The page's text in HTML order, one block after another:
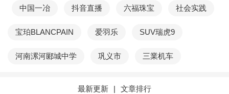
设传承后对这一独特的“生活禅”有了更加深刻的切身体会:“艰苦创业,
勤俭持家,忠孝传家久,诗书继世长;温而不燥,恭而不媚,安贫乐道,勇而
传承的“守护人”。李爱军所接触的武强年画是记载、体现我国农耕文
中国一冶 抖音直播 六福珠宝 社会实践
宝珀BLANCPAIN 爱羽乐 SUV瑞虎9
河南漯河郾城中学 巩义市 三業机车
最新更新 | 文章排行